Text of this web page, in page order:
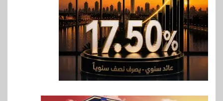
7 بنوك
البنك الزراعي يكرم موظفيه
المتميزين بعد تحقيق نتائج قياسية
بالقروض الشخصية خلال الربع
الأول 2026
8